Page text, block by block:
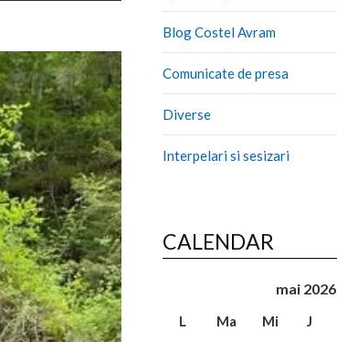
Blog Costel Avram
Comunicate de presa
Diverse
Interpelari si sesizari
CALENDAR
mai 2026
L Ma Mi J